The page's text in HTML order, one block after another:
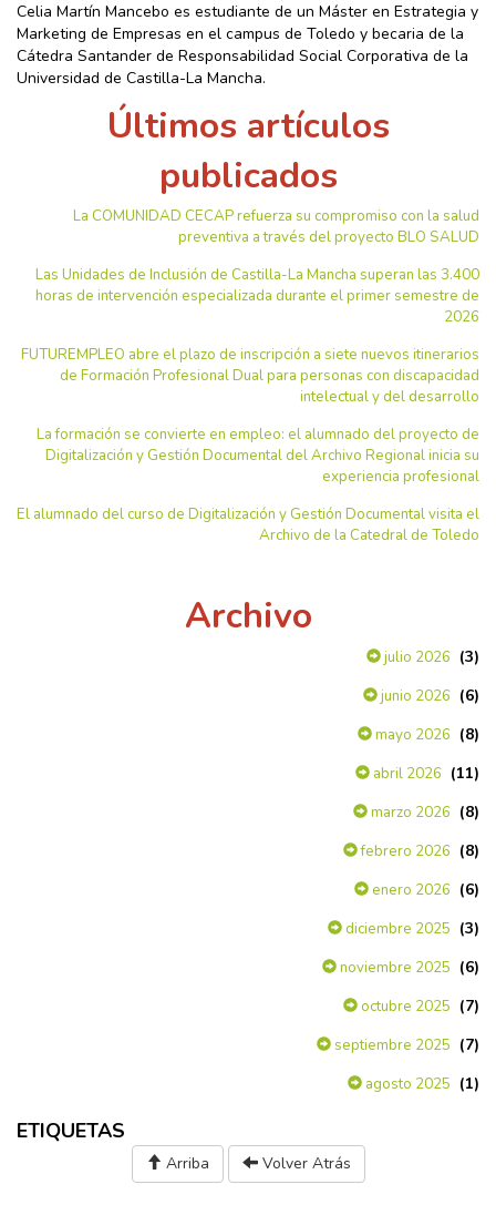
Celia Martín Mancebo es estudiante de un Máster en Estrategia y
Marketing de Empresas en el campus de Toledo y becaria de la
Cátedra Santander de Responsabilidad Social Corporativa de la
Universidad de Castilla-La Mancha.
Últimos artículos
publicados
La COMUNIDAD CECAP refuerza su compromiso con la salud
preventiva a través del proyecto BLO SALUD
Las Unidades de Inclusión de Castilla-La Mancha superan las 3.400
horas de intervención especializada durante el primer semestre de
2026
FUTUREMPLEO abre el plazo de inscripción a siete nuevos itinerarios
de Formación Profesional Dual para personas con discapacidad
intelectual y del desarrollo
La formación se convierte en empleo: el alumnado del proyecto de
Digitalización y Gestión Documental del Archivo Regional inicia su
experiencia profesional
El alumnado del curso de Digitalización y Gestión Documental visita el
Archivo de la Catedral de Toledo
Archivo
julio 2026 (3)
junio 2026 (6)
mayo 2026 (8)
abril 2026 (11)
marzo 2026 (8)
febrero 2026 (8)
enero 2026 (6)
diciembre 2025 (3)
noviembre 2025 (6)
octubre 2025 (7)
septiembre 2025 (7)
agosto 2025 (1)
ETIQUETAS
Arriba Volver Atrás